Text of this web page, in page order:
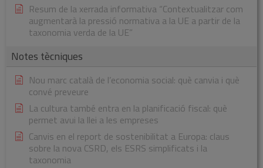
Resum de la xerrada informativa “Contextualitzar com
augmentarà la pressió normativa a la UE a partir de la
taxonomia verda de la UE”
Notes tècniques
Nou marc català de l’economia social: què canvia i què
convé preveure
La cultura també entra en la planificació fiscal: què
permet avui la llei a les empreses
Canvis en el report de sostenibilitat a Europa: claus
sobre la nova CSRD, els ESRS simplificats i la
taxonomia